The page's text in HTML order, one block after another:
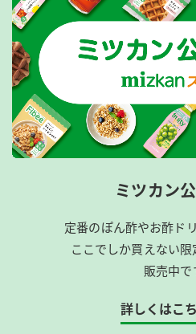
ミツカン
定番のぽん酢やお酢ド
ここでしか買えない
販売中で
詳しくはこ